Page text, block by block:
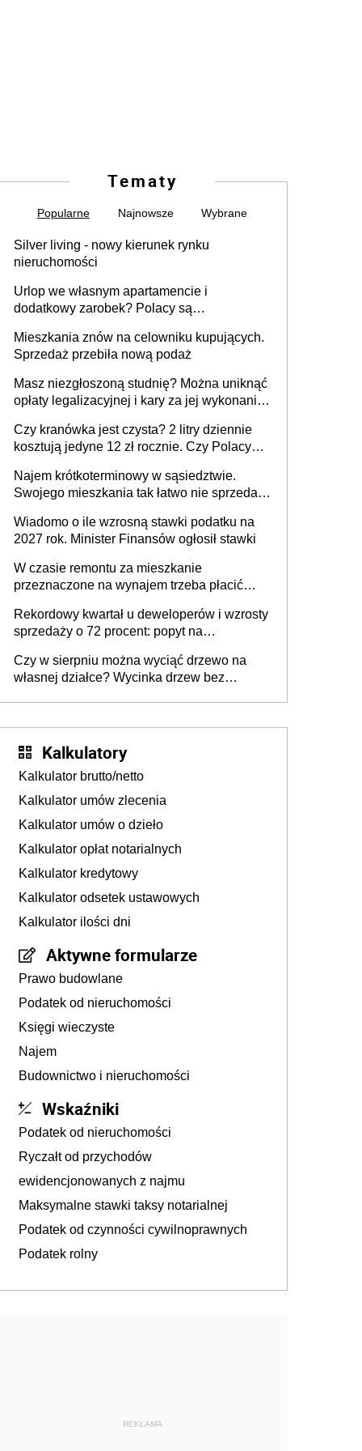
Tematy
Popularne Najnowsze Wybrane
Silver living - nowy kierunek rynku
nieruchomości
Urlop we własnym apartamencie i
dodatkowy zarobek? Polacy są
Mieszkania znów na celowniku kupujących.
Sprzedaż przebiła nową podaż
Masz niezgłoszoną studnię? Można uniknąć
opłaty legalizacyjnej i kary za jej wykonanie,
Czy kranówka jest czysta? 2 litry dziennie
kosztują jedyne 12 zł rocznie. Czy Polacy
Najem krótkoterminowy w sąsiedztwie.
Swojego mieszkania tak łatwo nie sprzedaż
Wiadomo o ile wzrosną stawki podatku na
2027 rok. Minister Finansów ogłosił stawki
W czasie remontu za mieszkanie
przeznaczone na wynajem trzeba płacić
realizuje w nim potrzeb mieszkaniowych
Rekordowy kwartał u deweloperów i wzrosty
sprzedaży o 72 procent: popyt na
Czy w sierpniu można wyciąć drzewo na
własnej działce? Wycinka drzew bez
Kalkulatory
Kalkulator brutto/netto
Kalkulator umów zlecenia
Kalkulator umów o dzieło
Kalkulator opłat notarialnych
Kalkulator kredytowy
Kalkulator odsetek ustawowych
Kalkulator ilości dni
Aktywne formularze
Prawo budowlane
Podatek od nieruchomości
Księgi wieczyste
Najem
Budownictwo i nieruchomości
Wskaźniki
Podatek od nieruchomości
Ryczałt od przychodów
ewidencjonowanych z najmu
Maksymalne stawki taksy notarialnej
Podatek od czynności cywilnoprawnych
Podatek rolny
REKLAMA